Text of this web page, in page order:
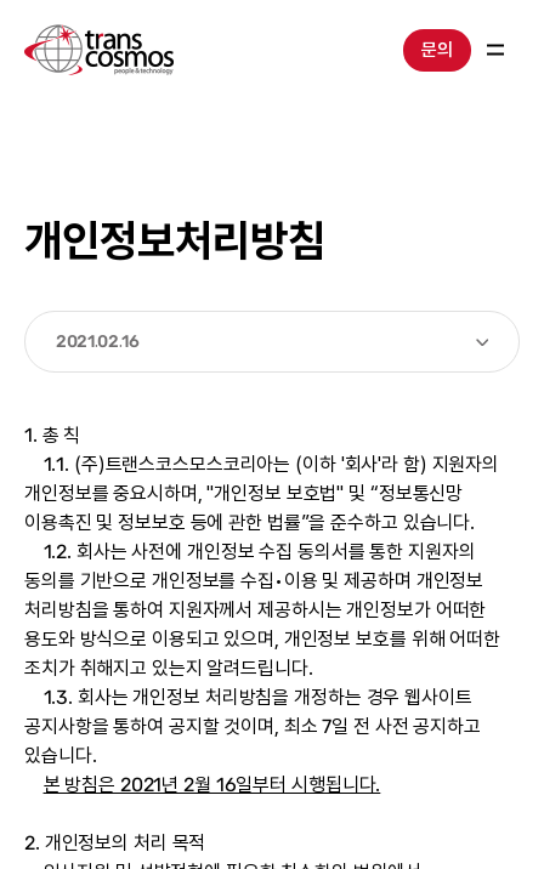
문의
개인정보처리방침
2021.02.16
1. 총 칙
1.1. (주)트랜스코스모스코리아는 (이하 '회사'라 함) 지원자의
개인정보를 중요시하며, "개인정보 보호법" 및 “정보통신망
이용촉진 및 정보보호 등에 관한 법률”을 준수하고 있습니다.
1.2. 회사는 사전에 개인정보 수집 동의서를 통한 지원자의
동의를 기반으로 개인정보를 수집•이용 및 제공하며 개인정보
처리방침을 통하여 지원자께서 제공하시는 개인정보가 어떠한
용도와 방식으로 이용되고 있으며, 개인정보 보호를 위해 어떠한
조치가 취해지고 있는지 알려드립니다.
1.3. 회사는 개인정보 처리방침을 개정하는 경우 웹사이트
공지사항을 통하여 공지할 것이며, 최소 7일 전 사전 공지하고
있습니다.
본 방침은 2021년 2월 16일부터 시행됩니다.
2. 개인정보의 처리 목적